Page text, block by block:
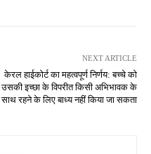
NEXT ARTICLE
केरल हाईकोर्ट का महत्वपूर्ण निर्णय: बच्चे को
उसकी इच्छा के विपरीत किसी अभिभावक के
साथ रहने के लिए बाध्य नहीं किया जा सकता